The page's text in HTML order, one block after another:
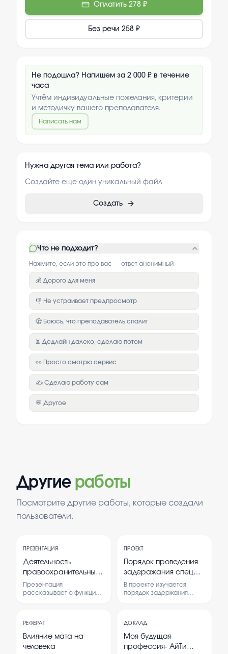
Оплатить 278 ₽
Без речи 258 ₽
Не подошла? Напишем за 2 000 ₽ в течение
часа
Учтём индивидуальные пожелания, критерии
и методичку вашего преподавателя.
Написать нам
Нужна другая тема или работа?
Создайте еще один уникальный файл
Создать
Что не подходит?
Нажмите, если это про вас — ответ анонимный
💰 Дорого для меня
👎 Не устраивает предпросмотр
🫣 Боюсь, что преподаватель спалит
⏳ Дедлайн далеко, сделаю потом
👀 Просто смотрю сервис
✍️ Сделаю работу сам
💬 Другое
Другие работы
Посмотрите другие работы, которые создали
пользователи.
ПРЕЗЕНТАЦИЯ
Деятельность
правоохранительных
органов
Презентация
рассказывает о функциях
Рассматриваются
основные виды
обеспечении
ПРОЕКТ
Порядок проведения
задеражания спец
субъектов , прокурор
, судья, депутат,
собрания,
иностранный
дипломат и тд
В проекте изучается
порядок задержания
депутаты и иностранные
дипломаты.
Рассматриваются
правовые основы и
РЕФЕРАТ
Влияние мата на
человека
ДОКЛАД
Моя будущая
профессия- АйТи